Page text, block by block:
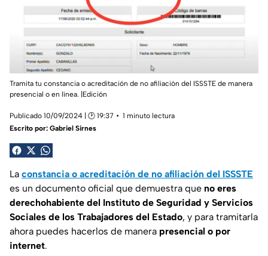
Tramita tu constancia o acreditación de no afiliación del ISSSTE de manera
presencial o en línea. |Edición
Publicado 10/09/2024 | 🕑 19:37
1 minuto lectura
Escrito por: Gabriel Sirnes
La constancia o acreditación de no afiliación del ISSSTE
es un documento oficial que demuestra que no eres
derechohabiente del Instituto de Seguridad y Servicios
Sociales de los Trabajadores del Estado, y para tramitarla
ahora puedes hacerlos de manera presencial o por
internet.